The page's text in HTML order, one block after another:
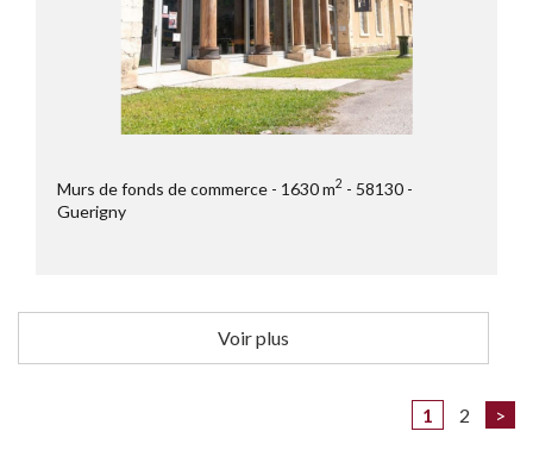
Murs de fonds de commerce 1630 m2
58130
Guerigny
Voir plus
1 2 >